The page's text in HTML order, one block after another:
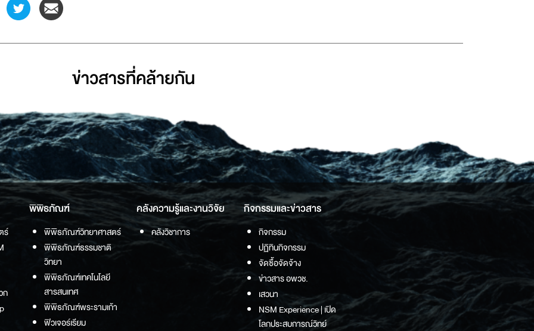
ข่าวสารที่่คล้ายกัน
ร์
ก
พิพิธภัณฑ์
พิพิธภัณฑ์วิทยาศาสตร์
พิพิธภัณฑ์ธรรมชาติ
วิทยา
พิพิธภัณฑ์เทคโนโลยี
สารสนเทศ
พิพิธภัณฑ์พระรามเก้า
ฟิวเจอร์เรียม
คลังความรู้และงานวิจัย
คลังวิชาการ
กิจกรรมและข่าวสาร
กิจกรรม
ปฏิทินกิจกรรม
จัดซื้อจัดจ้าง
ข่าวสาร อพวช.
เสวนา
NSM Experience | เปิด
โลกประสบการณ์วิทย์